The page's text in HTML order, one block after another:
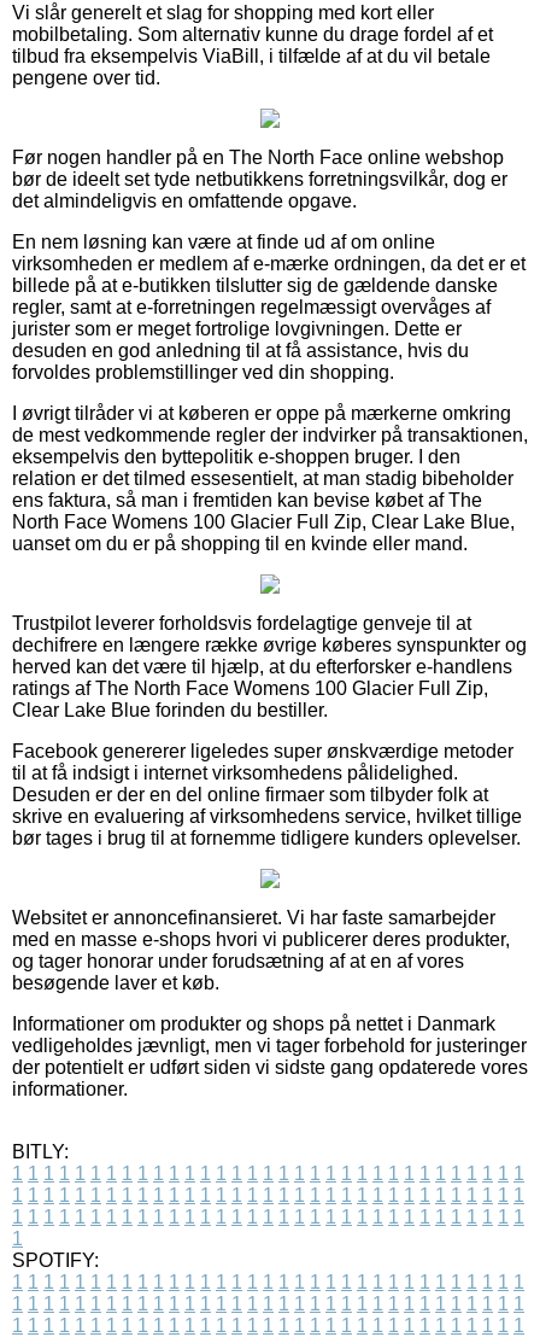
Vi slår generelt et slag for shopping med kort eller
mobilbetaling. Som alternativ kunne du drage fordel af et
tilbud fra eksempelvis ViaBill, i tilfælde af at du vil betale
pengene over tid.
Før nogen handler på en The North Face online webshop
bør de ideelt set tyde netbutikkens forretningsvilkår, dog er
det almindeligvis en omfattende opgave.
En nem løsning kan være at finde ud af om online
virksomheden er medlem af e-mærke ordningen, da det er et
billede på at e-butikken tilslutter sig de gældende danske
regler, samt at e-forretningen regelmæssigt overvåges af
jurister som er meget fortrolige lovgivningen. Dette er
desuden en god anledning til at få assistance, hvis du
forvoldes problemstillinger ved din shopping.
I øvrigt tilråder vi at køberen er oppe på mærkerne omkring
de mest vedkommende regler der indvirker på transaktionen,
eksempelvis den byttepolitik e-shoppen bruger. I den
relation er det tilmed essesentielt, at man stadig bibeholder
ens faktura, så man i fremtiden kan bevise købet af The
North Face Womens 100 Glacier Full Zip, Clear Lake Blue,
uanset om du er på shopping til en kvinde eller mand.
Trustpilot leverer forholdsvis fordelagtige genveje til at
dechifrere en længere række øvrige køberes synspunkter og
herved kan det være til hjælp, at du efterforsker e-handlens
ratings af The North Face Womens 100 Glacier Full Zip,
Clear Lake Blue forinden du bestiller.
Facebook genererer ligeledes super ønskværdige metoder
til at få indsigt i internet virksomhedens pålidelighed.
Desuden er der en del online firmaer som tilbyder folk at
skrive en evaluering af virksomhedens service, hvilket tillige
bør tages i brug til at fornemme tidligere kunders oplevelser.
Websitet er annoncefinansieret. Vi har faste samarbejder
med en masse e-shops hvori vi publicerer deres produkter,
og tager honorar under forudsætning af at en af vores
besøgende laver et køb.
Informationer om produkter og shops på nettet i Danmark
vedligeholdes jævnligt, men vi tager forbehold for justeringer
der potentielt er udført siden vi sidste gang opdaterede vores
informationer.
BITLY:
1 1 1 1 1 1 1 1 1 1 1 1 1 1 1 1 1 1 1 1 1 1 1 1 1 1 1 1 1 1 1 1 1
1 1 1 1 1 1 1 1 1 1 1 1 1 1 1 1 1 1 1 1 1 1 1 1 1 1 1 1 1 1 1 1 1
1 1 1 1 1 1 1 1 1 1 1 1 1 1 1 1 1 1 1 1 1 1 1 1 1 1 1 1 1 1 1 1 1
1
SPOTIFY:
1 1 1 1 1 1 1 1 1 1 1 1 1 1 1 1 1 1 1 1 1 1 1 1 1 1 1 1 1 1 1 1 1
1 1 1 1 1 1 1 1 1 1 1 1 1 1 1 1 1 1 1 1 1 1 1 1 1 1 1 1 1 1 1 1 1
1 1 1 1 1 1 1 1 1 1 1 1 1 1 1 1 1 1 1 1 1 1 1 1 1 1 1 1 1 1 1 1 1